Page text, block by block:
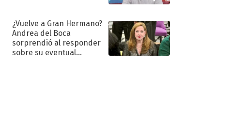
¿Vuelve a Gran Hermano?
Andrea del Boca
sorprendió al responder
sobre su eventual